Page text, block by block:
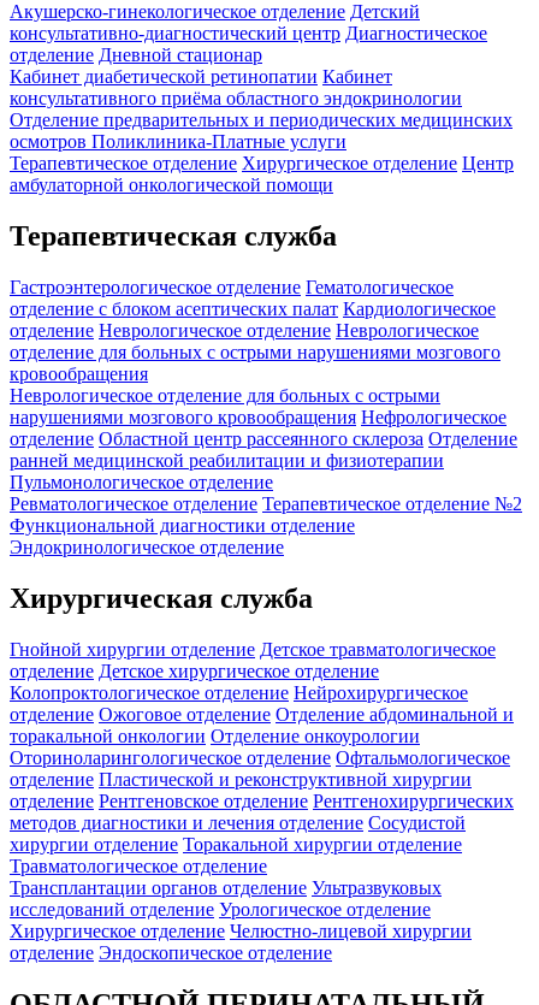
Акушерско-гинекологическое отделение Детский
консультативно-диагностический центр Диагностическое
отделение Дневной стационар
Кабинет диабетической ретинопатии Кабинет
консультативного приёма областного эндокринологии
Отделение предварительных и периодических медицинских
осмотров Поликлиника-Платные услуги
Терапевтическое отделение Хирургическое отделение Центр
амбулаторной онкологической помощи
Терапевтическая служба
Гастроэнтерологическое отделение Гематологическое
отделение c блоком асептических палат Кардиологическое
отделение Неврологическое отделение Неврологическое
отделение для больных с острыми нарушениями мозгового
кровообращения
Неврологическое отделение для больных с острыми
нарушениями мозгового кровообращения Нефрологическое
отделение Областной центр рассеянного склероза Отделение
ранней медицинской реабилитации и физиотерапии
Пульмонологическое отделение
Ревматологическое отделение Терапевтическое отделение №2
Функциональной диагностики отделение
Эндокринологическое отделение
Хирургическая служба
Гнойной хирургии отделение Детское травматологическое
отделение Детское хирургическое отделение
Колопроктологическое отделение Нейрохирургическое
отделение Ожоговое отделение Отделение абдоминальной и
торакальной онкологии Отделение онкоурологии
Оториноларингологическое отделение Офтальмологическое
отделение Пластической и реконструктивной хирургии
отделение Рентгеновское отделение Рентгенохирургических
методов диагностики и лечения отделение Сосудистой
хирургии отделение Торакальной хирургии отделение
Травматологическое отделение
Трансплантации органов отделение Ультразвуковых
исследований отделение Урологическое отделение
Хирургическое отделение Челюстно-лицевой хирургии
отделение Эндоскопическое отделение